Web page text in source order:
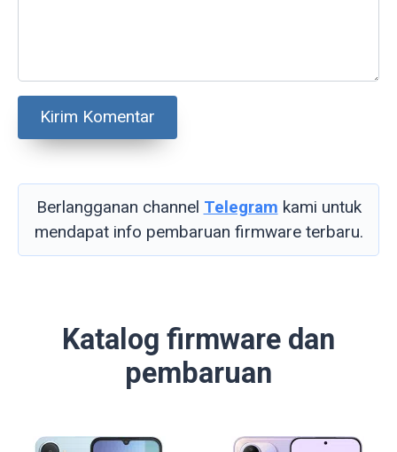
Berlangganan channel Telegram kami untuk
mendapat info pembaruan firmware terbaru.
Katalog firmware dan
pembaruan